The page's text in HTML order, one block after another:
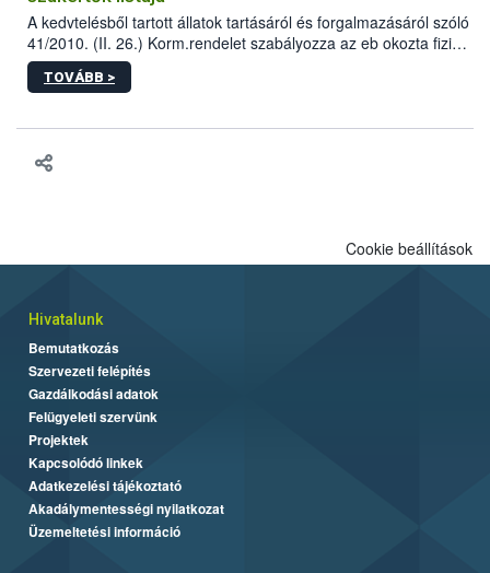
A kedvtelésből tartott állatok tartásáról és forgalmazásáról szóló
41/2010. (II. 26.) Korm.rendelet szabályozza az eb okozta fizikai
sérülés, illetve ennek veszélye keletkezésekor felmerülő
hatósági feladatokat, valamint a veszélyes eb tartását és annak
vonni az ebek viselkedésének megítélésében jártas szakértőt.
TOVÁBB >
Cookie beállítások
Hivatalunk
Bemutatkozás
Szervezeti felépítés
Gazdálkodási adatok
Felügyeleti szervünk
Projektek
Kapcsolódó linkek
Adatkezelési tájékoztató
Akadálymentességi nyilatkozat
Üzemeltetési információ